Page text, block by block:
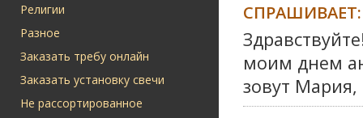
Религии
Разное
Заказать требу онлайн
Заказать установку свечи
Не рассортированное
СПРАШИВАЕТ:
моим днем
зовут